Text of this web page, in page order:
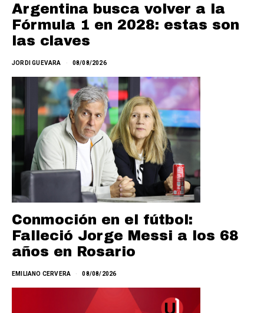
Argentina busca volver a la
Fórmula 1 en 2028: estas son
las claves
JORDI GUEVARA 08/08/2026
Conmoción en el fútbol:
Falleció Jorge Messi a los 68
años en Rosario
EMILIANO CERVERA 08/08/2026